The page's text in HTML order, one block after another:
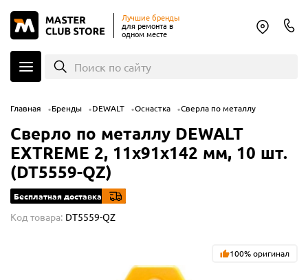
Лучшие бренды
для ремонта в
одном месте
Поиск по сайту
Главная Бренды DEWALT Оснастка Сверла по металлу
Сверло по металлу DEWALT
EXTREME 2, 11x91x142 мм, 10 шт.
(DT5559-QZ)
Бесплатная доставка
Код товара: DT5559-QZ
100% оригинал